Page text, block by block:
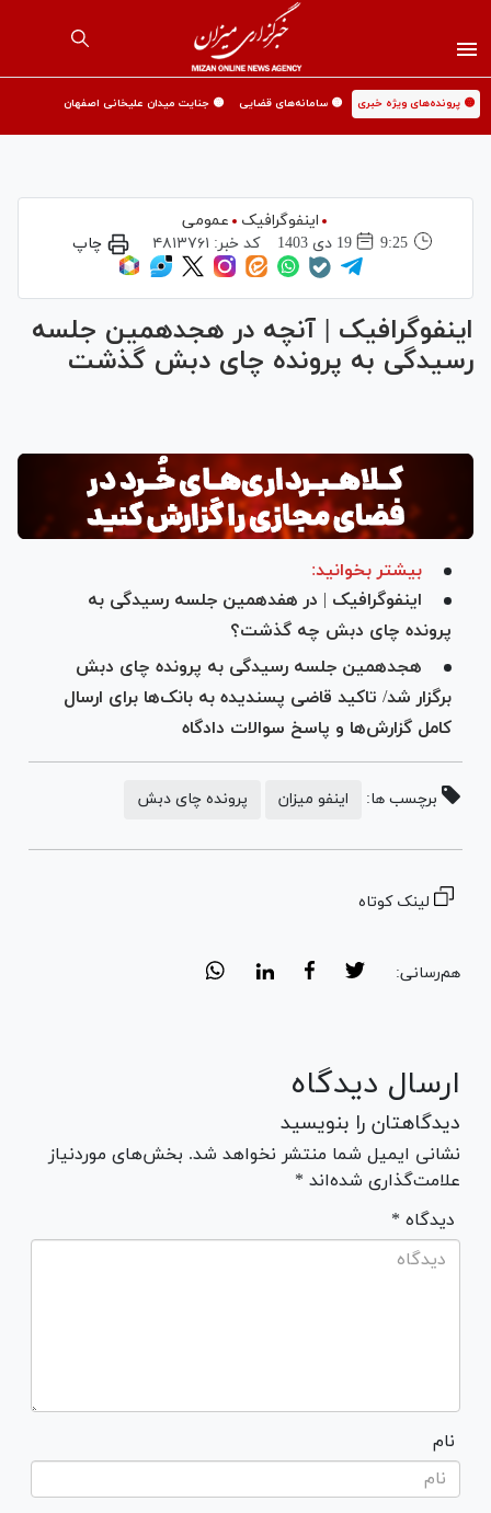
🟡 پرونده‌های ویژه خبری 🟡 سامانه‌های قضایی 🟡 جنایت میدان علیخانی اصفهان
اینفوگرافیک
عمومی
9:25
19 دی 1403 کد خبر: ۴۸۱۳۷۶۱ چاپ
اینفوگرافیک | آنچه در هجدهمین جلسه
رسیدگی به پرونده چای دبش گذشت
بیشتر بخوانید:
اینفوگرافیک | در هفدهمین جلسه رسیدگی به
پرونده چای دبش چه گذشت؟
هجدهمین جلسه رسیدگی به پرونده چای دبش
برگزار شد/ تاکید قاضی پسندیده به بانک‌ها برای ارسال
کامل گزارش‌ها و پاسخ سوالات دادگاه
برچسب ها: اینفو میزان پرونده چای دبش
لینک کوتاه
هم‌رسانی:
ارسال دیدگاه
دیدگاهتان را بنویسید
نشانی ایمیل شما منتشر نخواهد شد. بخش‌های موردنیاز
علامت‌گذاری شده‌اند *
* دیدگاه
نام